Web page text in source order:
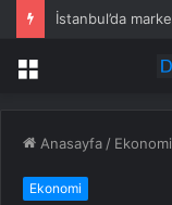
Menü
Anasayfa / Ekonomi
Ekonomi